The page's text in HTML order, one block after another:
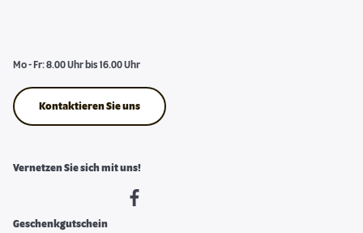
Mo - Fr: 8.00 Uhr bis 16.00 Uhr
Kontaktieren Sie uns
Vernetzen Sie sich mit uns!
Geschenkgutschein